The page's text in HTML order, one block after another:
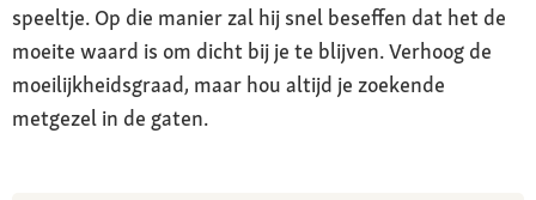
speeltje. Op die manier zal hij snel beseffen dat het de
moeite waard is om dicht bij je te blijven. Verhoog de
moeilijkheidsgraad, maar hou altijd je zoekende
metgezel in de gaten.